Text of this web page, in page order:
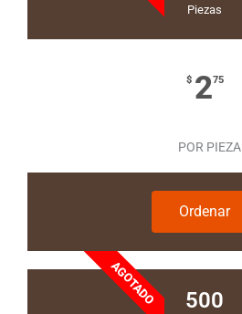
Piezas
$ 275
POR PIEZA
Ordenar
AGOTADO 500